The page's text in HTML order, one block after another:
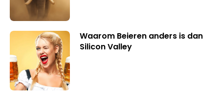
Waarom Beieren anders is dan
Silicon Valley